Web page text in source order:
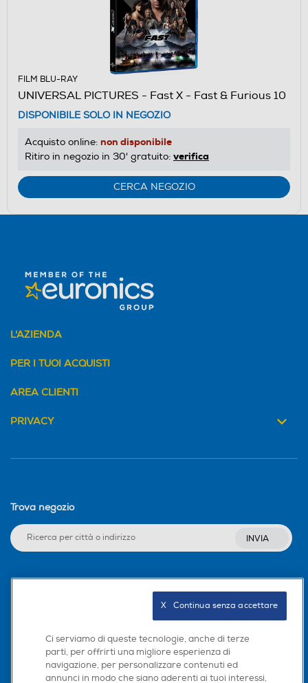
FILM BLU-RAY
UNIVERSAL PICTURES - Fast X - Fast & Furious 10
DISPONIBILE SOLO IN NEGOZIO
Acquisto online: non disponibile
Ritiro in negozio in 30' gratuito: verifica
CERCA NEGOZIO
L'AZIENDA
PER I TUOI ACQUISTI
AREA CLIENTI
PRIVACY
Trova negozio
INVIA
Scarica la nostra app
Ci serviamo di queste tecnologie, anche di terze
parti, per offrirti una migliore esperienza di
navigazione, per personalizzare contenuti ed
annunci in modo che siano aderenti ai tuoi interessi,
X   Continua senza accettare